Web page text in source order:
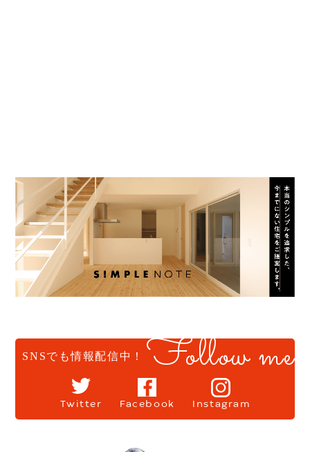
SNSでも情報配信中！ Follow me
Twitter Facebook Instagram